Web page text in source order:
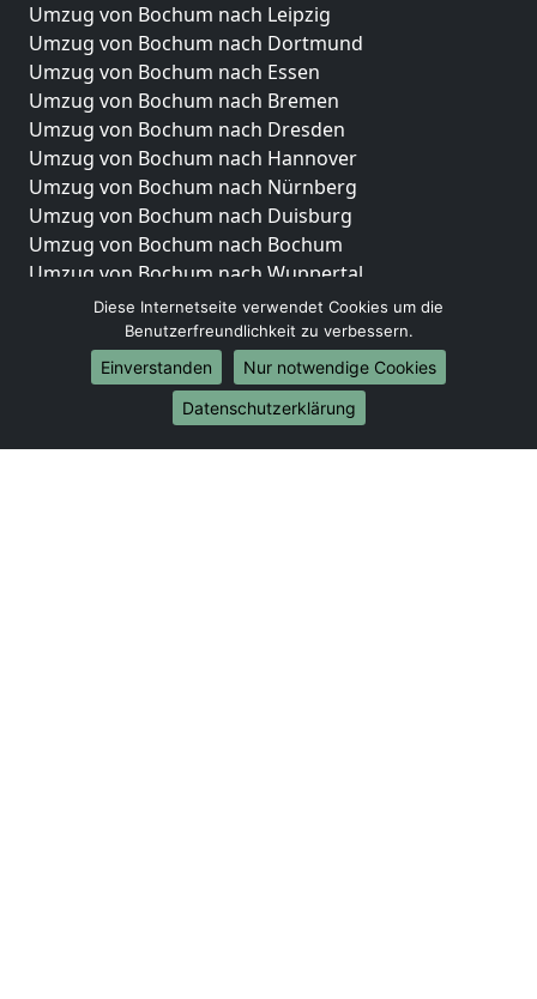
Umzug von Bochum nach Leipzig
Umzug von Bochum nach Dortmund
Umzug von Bochum nach Essen
Umzug von Bochum nach Bremen
Umzug von Bochum nach Dresden
Umzug von Bochum nach Hannover
Umzug von Bochum nach Nürnberg
Umzug von Bochum nach Duisburg
Umzug von Bochum nach Bochum
Umzug von Bochum nach Wuppertal
Umzug von Bochum nach Bielefeld
Umzug von Bochum nach Bonn
Umzug von Bochum nach Münster
Internationale-Umzüge
Umzug von Bochum nach Brasilien
Diese Internetseite verwendet Cookies um die
Benutzerfreundlichkeit zu verbessern.
Einverstanden
Nur notwendige Cookies
Datenschutzerklärung